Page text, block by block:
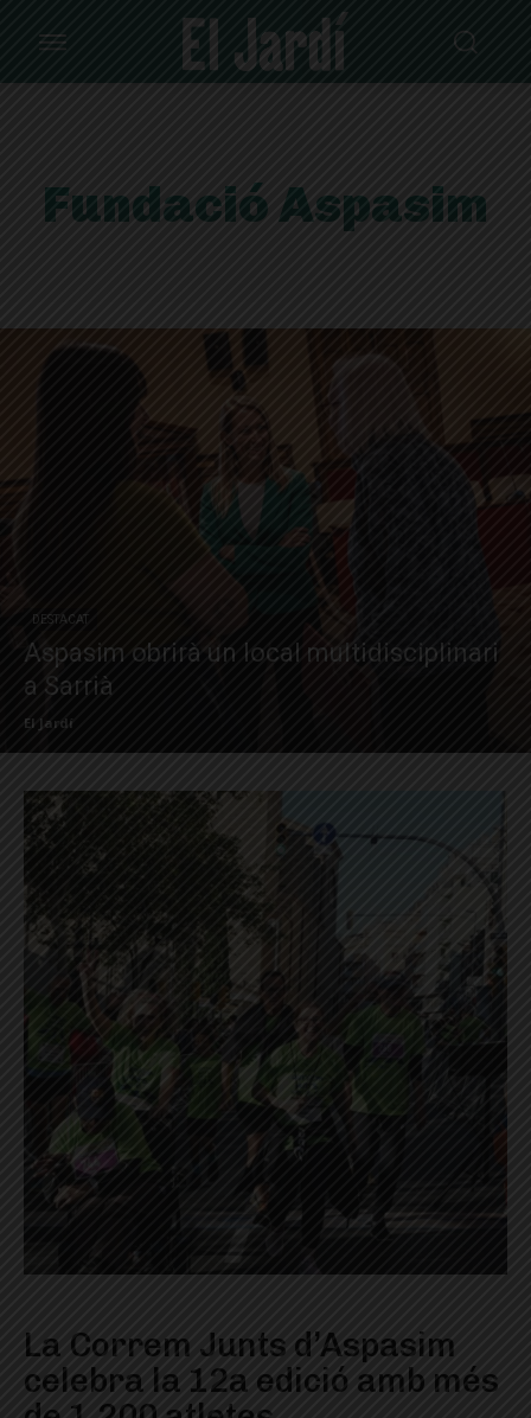
Fundació Aspasim
DESTACAT
Aspasim obrirà un local multidisciplinari
a Sarrià
El Jardí
La Correm Junts d’Aspasim
celebra la 12a edició amb més